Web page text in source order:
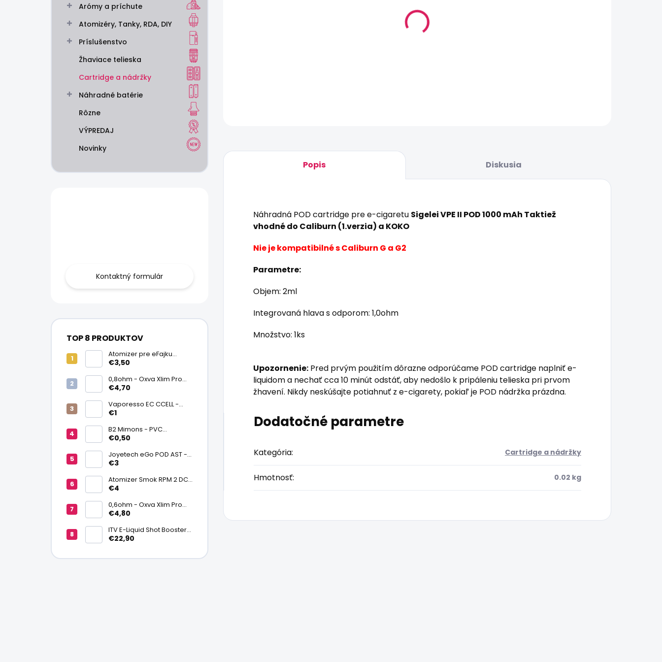
Arómy a príchute
Atomizéry, Tanky, RDA, DIY
Príslušenstvo
Žhaviace telieska
Cartridge a nádržky
Náhradné batérie
Rôzne
VÝPREDAJ
Novinky
Kontaktný formulár
TOP 8 PRODUKTOV
Atomizer pre eFajku
Kamry K1000 Plus
€3,50
0,8ohm - Oxva Xlim Pro
cartridge V3 Top Fill 2ml
€4,70
Vaporesso EC CCELL -
Keramický atomizér
€1
B2 Mimons - PVC
zmršťovacia fólia na
€0,50
Joyetech eGo POD AST -
náhradná pod cartridge
€3
Atomizer Smok RPM 2 DC
0,6ohm MTL
€4
0,6ohm - Oxva Xlim Pro
cartridge V3 Top Fill 2ml
€4,80
ITV E-Liquid Shot Booster
NICSALT 50PG/50VG 20
€22,90
MOŽNOSTI
DORUČENIA
Popis Diskusia
Náhradná POD cartridge pre e-cigaretu Sigelei VPE II POD 1000 mAh Taktiež
vhodné do Caliburn (1.verzia) a KOKO
Nie je kompatibilné s Caliburn G a G2
Parametre:
Objem: 2ml
Integrovaná hlava s odporom: 1,0ohm
Množstvo: 1ks
Upozornenie: Pred prvým použitím dôrazne odporúčame POD cartridge naplniť e-
liquidom a nechať cca 10 minút odstáť, aby nedošlo k pripáleniu telieska pri prvom
žhavení. Nikdy neskúšajte potiahnuť z e-cigarety, pokiaľ je POD nádržka prázdna.
Dodatočné parametre
Kategória: Cartridge a nádržky
Hmotnosť: 0.02 kg